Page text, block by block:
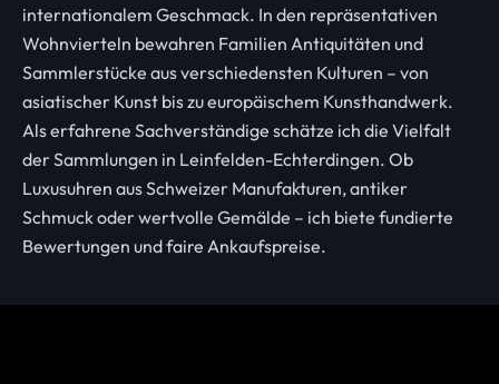
internationalem Geschmack. In den repräsentativen
Wohnvierteln bewahren Familien Antiquitäten und
Sammlerstücke aus verschiedensten Kulturen – von
asiatischer Kunst bis zu europäischem Kunsthandwerk.
Als erfahrene Sachverständige schätze ich die Vielfalt
der Sammlungen in Leinfelden-Echterdingen. Ob
Luxusuhren aus Schweizer Manufakturen, antiker
Schmuck oder wertvolle Gemälde – ich biete fundierte
Bewertungen und faire Ankaufspreise.